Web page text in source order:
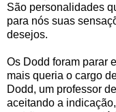
São personalidades
para nós suas
desejos.
Os Dodd foram parar
mais queria o cargo
Dodd, um professor
aceitando a